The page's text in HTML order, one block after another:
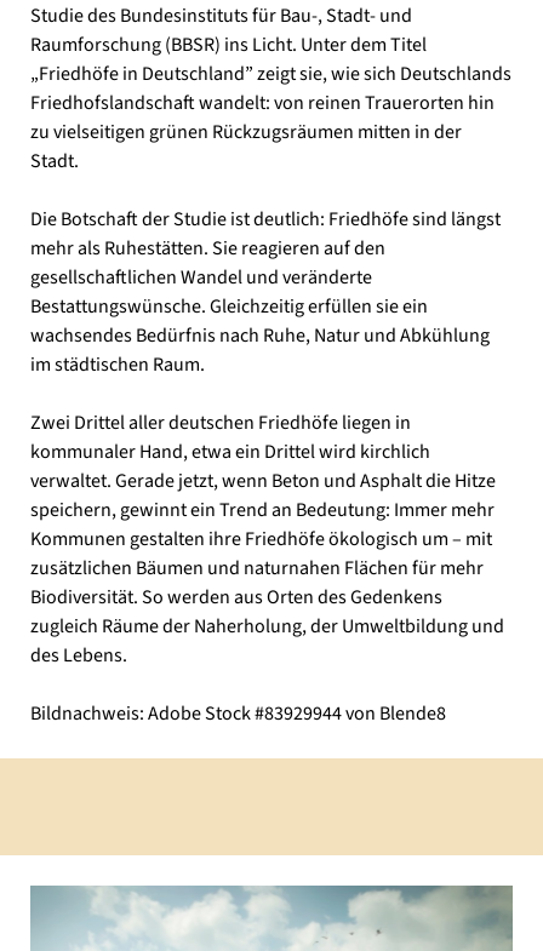
Studie des Bundesinstituts für Bau-, Stadt- und
Raumforschung (BBSR) ins Licht. Unter dem Titel
„Friedhöfe in Deutschland” zeigt sie, wie sich Deutschlands
Friedhofslandschaft wandelt: von reinen Trauerorten hin
zu vielseitigen grünen Rückzugsräumen mitten in der
Stadt.
Die Botschaft der Studie ist deutlich: Friedhöfe sind längst
mehr als Ruhestätten. Sie reagieren auf den
gesellschaftlichen Wandel und veränderte
Bestattungswünsche. Gleichzeitig erfüllen sie ein
wachsendes Bedürfnis nach Ruhe, Natur und Abkühlung
im städtischen Raum.
Zwei Drittel aller deutschen Friedhöfe liegen in
kommunaler Hand, etwa ein Drittel wird kirchlich
verwaltet. Gerade jetzt, wenn Beton und Asphalt die Hitze
speichern, gewinnt ein Trend an Bedeutung: Immer mehr
Kommunen gestalten ihre Friedhöfe ökologisch um – mit
zusätzlichen Bäumen und naturnahen Flächen für mehr
Biodiversität. So werden aus Orten des Gedenkens
zugleich Räume der Naherholung, der Umweltbildung und
des Lebens.
Bildnachweis: Adobe Stock #83929944 von Blende8